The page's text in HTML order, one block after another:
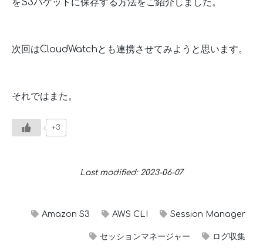
をS3バケットに保存する方法をご紹介しました。
次回はCloudWatchとも連携させてみようと思います。
それではまた。
+3
Last modified: 2023-06-07
Amazon S3 AWS CLI Session Manager
セッションマネージャー ログ収集